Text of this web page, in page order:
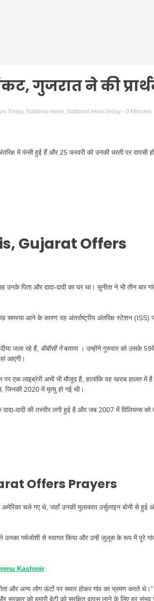
गुजरात ने की
Today, National news, National news today - 0 Minutes
में फंसी हुई हैं और 25 फरवरी को उनकी धरती पर वापसी
Gujarat Offers
पिता और दादा-दादी का घर था। सुनीता ने भी तीन बार
समस्या आने के कारण वह अंतर्राष्ट्रीय अंतरिक्ष स्टेशन (ISS)
जला रहे हैं, बीबीसी नेबताया । उन्होंने गुरुवार को उसके
आएगी।
पर एक लाइब्रेरी अभी भी मौजूद है, हालांकि वह खराब हालत में
जिनकी 2020 में मृत्यु हो गई थी।
दादा-दादी की तस्वीर लगी हुई है और जब 2007 में विलियम्स को
Offers Prayers
अमेरिका चले गए थे, जहाँ उनकी मुलाकात उर्सुलाइन बोनी से हुई
उनका गर्मजोशी से स्वागत किया और उन्हें जुलूस के रूप में पूरे
Kashmir
और अन्य लोग ऊंटों पर सवार होकर गांव का भ्रमण करते थे।”
सरकार को हमारी बेटी को सुरक्षित वापस लाने के लिए हर संभव